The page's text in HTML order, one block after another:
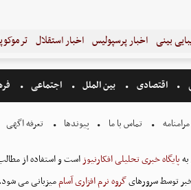
بینی اخبار پرسپولیس اخبار استقلال
اقتصادی بین الملل اجتماعی
مرامنامه تماس با ما پیوندها تعرفه اگهی
پایگاه خبری تحلیلی افکارنیوزاست و استفاده از
توسط سرورهایگروه نرم افزاری آساممیزبانی می شود.